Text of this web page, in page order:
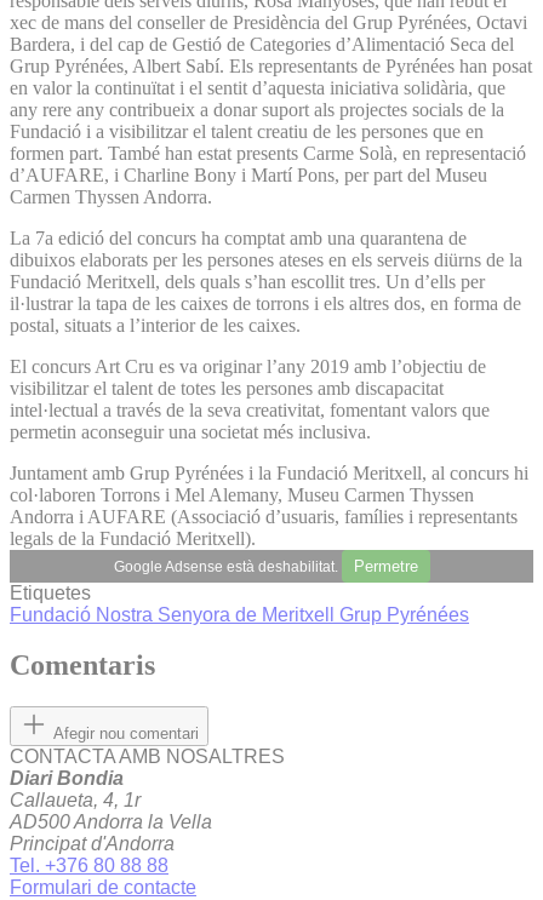
xec de mans del conseller de Presidència del Grup Pyrénées, Octavi
Bardera, i del cap de Gestió de Categories d’Alimentació Seca del
Grup Pyrénées, Albert Sabí. Els representants de Pyrénées han posat
en valor la continuïtat i el sentit d’aquesta iniciativa solidària, que
any rere any contribueix a donar suport als projectes socials de la
Fundació i a visibilitzar el talent creatiu de les persones que en
formen part. També han estat presents Carme Solà, en representació
d’AUFARE, i Charline Bony i Martí Pons, per part del Museu
Carmen Thyssen Andorra.
La 7a edició del concurs ha comptat amb una quarantena de
dibuixos elaborats per les persones ateses en els serveis diürns de la
Fundació Meritxell, dels quals s’han escollit tres. Un d’ells per
il·lustrar la tapa de les caixes de torrons i els altres dos, en forma de
postal, situats a l’interior de les caixes.
El concurs Art Cru es va originar l’any 2019 amb l’objectiu de
visibilitzar el talent de totes les persones amb discapacitat
intel·lectual a través de la seva creativitat, fomentant valors que
permetin aconseguir una societat més inclusiva.
Juntament amb Grup Pyrénées i la Fundació Meritxell, al concurs hi
col·laboren Torrons i Mel Alemany, Museu Carmen Thyssen
Andorra i AUFARE (Associació d’usuaris, famílies i representants
legals de la Fundació Meritxell).
Google Adsense està deshabilitat. Permetre
Etiquetes
Fundació Nostra Senyora de Meritxell Grup Pyrénées
Comentaris
Afegir nou comentari
CONTACTA AMB NOSALTRES
Diari Bondia
Callaueta, 4, 1r
AD500 Andorra la Vella
Principat d'Andorra
Tel. +376 80 88 88
Formulari de contacte